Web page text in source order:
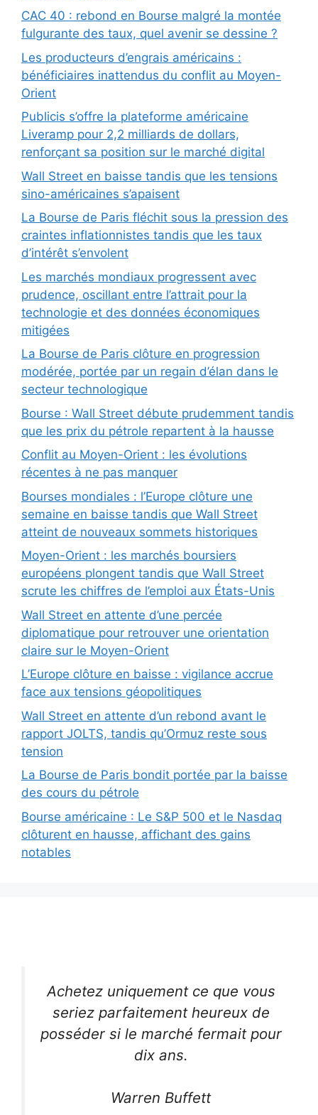
CAC 40 : rebond en Bourse malgré la montée
fulgurante des taux, quel avenir se dessine ?
Les producteurs d’engrais américains :
bénéficiaires inattendus du conflit au Moyen-
Orient
Publicis s’offre la plateforme américaine
Liveramp pour 2,2 milliards de dollars,
renforçant sa position sur le marché digital
Wall Street en baisse tandis que les tensions
sino-américaines s’apaisent
La Bourse de Paris fléchit sous la pression des
craintes inflationnistes tandis que les taux
d’intérêt s’envolent
Les marchés mondiaux progressent avec
prudence, oscillant entre l’attrait pour la
technologie et des données économiques
mitigées
La Bourse de Paris clôture en progression
modérée, portée par un regain d’élan dans le
secteur technologique
Bourse : Wall Street débute prudemment tandis
que les prix du pétrole repartent à la hausse
Conflit au Moyen-Orient : les évolutions
récentes à ne pas manquer
Bourses mondiales : l’Europe clôture une
semaine en baisse tandis que Wall Street
atteint de nouveaux sommets historiques
Moyen-Orient : les marchés boursiers
européens plongent tandis que Wall Street
scrute les chiffres de l’emploi aux États-Unis
Wall Street en attente d’une percée
diplomatique pour retrouver une orientation
claire sur le Moyen-Orient
L’Europe clôture en baisse : vigilance accrue
face aux tensions géopolitiques
Wall Street en attente d’un rebond avant le
rapport JOLTS, tandis qu’Ormuz reste sous
tension
La Bourse de Paris bondit portée par la baisse
des cours du pétrole
Bourse américaine : Le S&P 500 et le Nasdaq
clôturent en hausse, affichant des gains
notables
Achetez uniquement ce que vous
seriez parfaitement heureux de
posséder si le marché fermait pour
dix ans.
Warren Buffett